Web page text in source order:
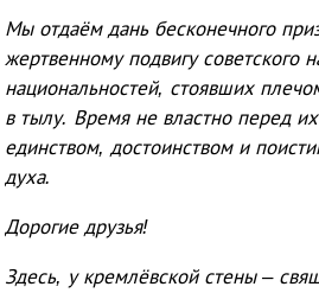
Мы отдаём дань бесконечного
жертвенному подвигу советского
национальностей, стоявших
в тылу. Время не властно перед
единством, достоинством и
духа.
Дорогие друзья!
Здесь, у кремлёвской стены –